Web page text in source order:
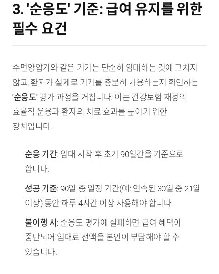
3. '순응도' 기준: 급여 유지를 위한
필수 요건
수면양압기와 같은 기기는 단순히 임대하는 것에 그치지
않고, 환자가 실제로 기기를 충분히 사용하는지 확인하는
'순응도'평가 과정을 거칩니다. 이는 건강보험 재정의
효율적 운용과 환자의 치료 효과를 높이기 위한
장치입니다.
순응 기간: 임대 시작 후 초기 90일간을 기준으로
합니다.
성공 기준: 90일 중 일정 기간(예: 연속된 30일 중 21일
이상) 동안 하루 4시간 이상 사용해야 합니다.
불이행 시 : 순응도 평가에 실패하면 급여 혜택이
중단되어 임대료 전액을 본인이 부담해야 할 수
있습니다.